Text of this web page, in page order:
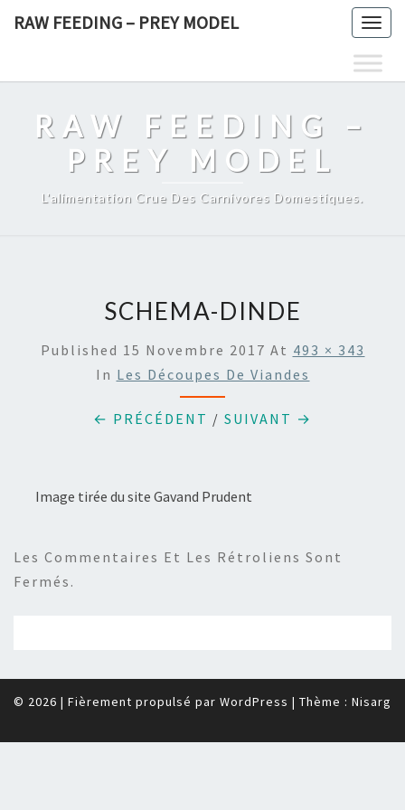
RAW FEEDING – PREY MODEL
RAW FEEDING –
PREY MODEL
L'alimentation Crue Des Carnivores Domestiques.
SCHEMA-DINDE
Published 15 Novembre 2017 At 493 × 343
In Les Découpes De Viandes
← PRÉCÉDENT / SUIVANT →
Image tirée du site Gavand Prudent
Les Commentaires Et Les Rétroliens Sont
Fermés.
© 2026 | Fièrement propulsé par WordPress | Thème : Nisarg